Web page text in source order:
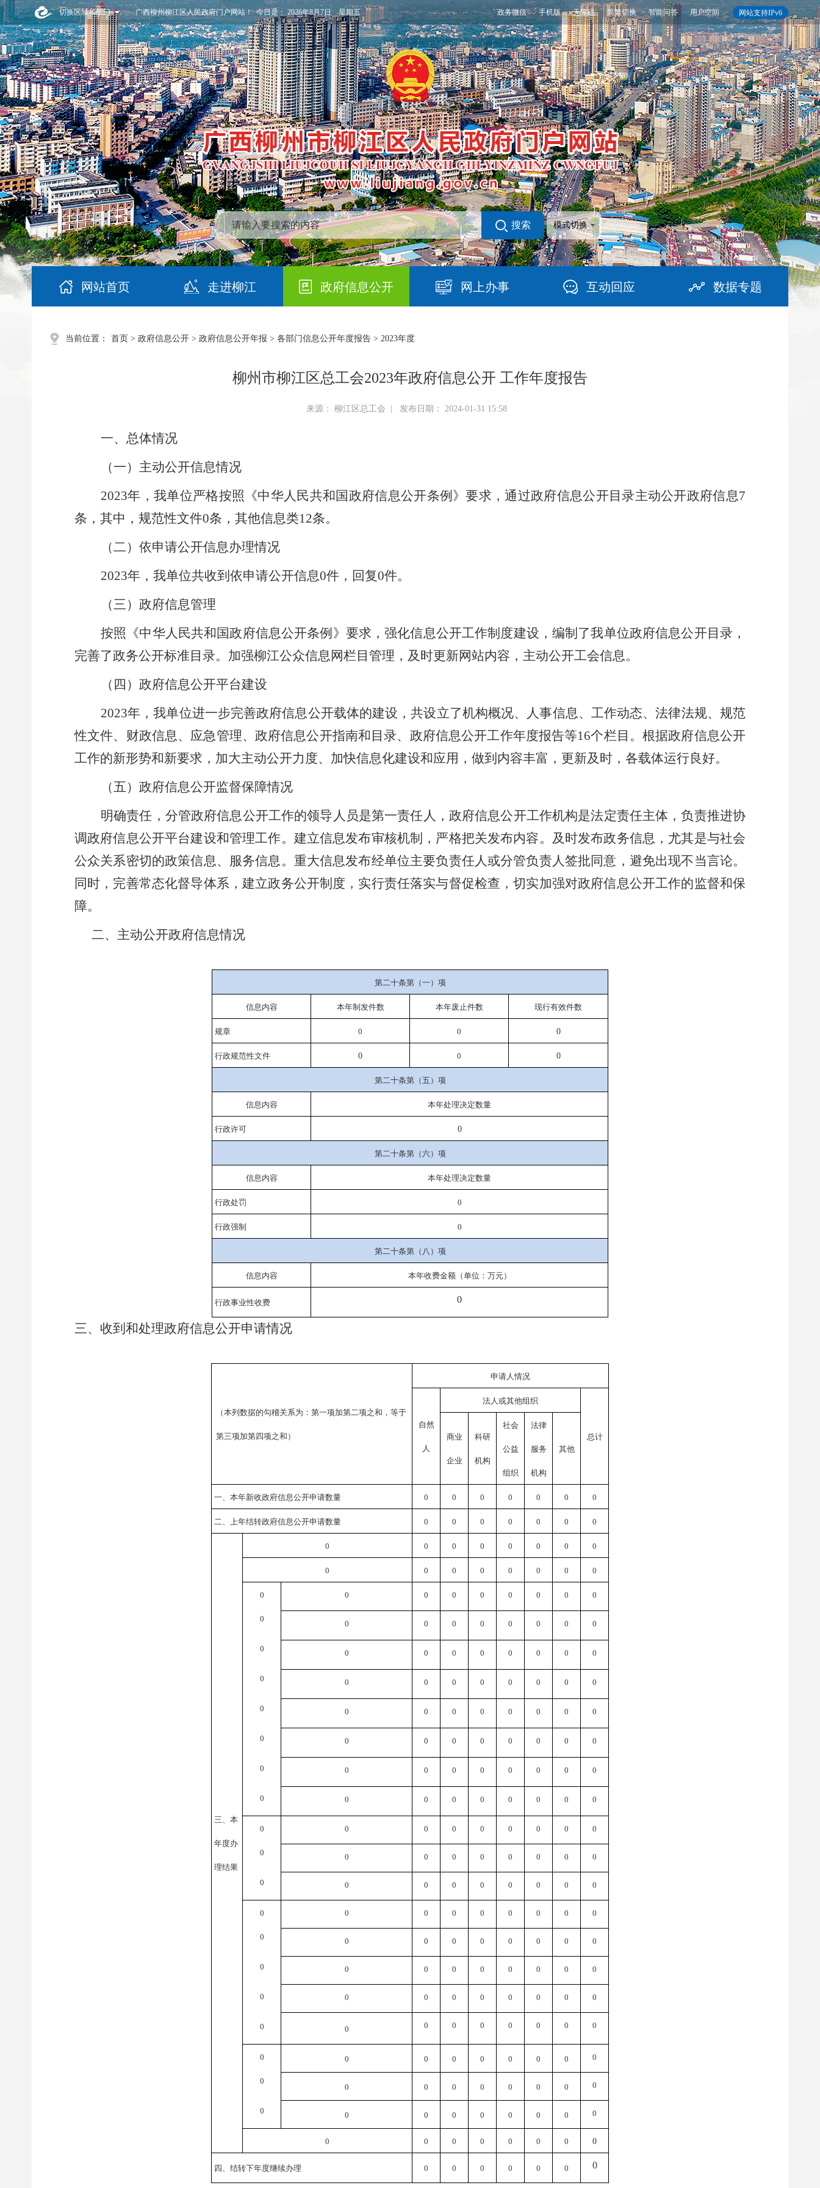
切换区域和部门 网站支持IPv6
政务微信 手机版 无障碍 简繁切换 智能问答 用户空间
广西柳州柳江区人民政府门户网站！ 今日是：2026年8月7日 星期五
搜索 模式切换
网站首页 走进柳江 政府信息公开 网上办事 互动回应 数据专题
当前位置： 首页 > 政府信息公开 > 政府信息公开年报 > 各部门信息公开年度报告 > 2023年度
柳州市柳江区总工会2023年政府信息公开 工作年度报告
来源： 柳江区总工会 | 发布日期： 2024-01-31 15:58
一、 总体情况
（一） 主动公开信息情况
2023年，我单位严格按照《中华人民共和国政府信息公开条例》要求，通过政府信息公开目录主动公开政府信息7
条，其中， 规范性文件0条，其他信息类12条。
（二） 依申请公开信息办理情况
2023年， 我单位共收到依申请公开信息0件，回复0件。
（三） 政府信息管理
按照《中华人民共和国政府信息公开条例》要求，强化信息公开工作制度建设，编制了我单位政府信息公开目录，
完善了政务公开标准目录。加强柳江公众信息网栏目管理，及时更新网站内容，主动公开工会信息。
（四） 政府信息公开平台建设
2023年，我单位进一步完善政府信息公开载体的建设，共设立了机构概况、人事信息、工作动态、法律法规、规范
性文件、财政信息、应急管理、政府信息公开指南和目录、政府信息公开工作年度报告等16个栏目。根据政府信息公开
工作的新形势和新要求，加大主动公开力度、加快信息化建设和应用，做到内容丰富，更新及时，各载体运行良好。
（五） 政府信息公开监督保障情况
明确责任，分管政府信息公开工作的领导人员是第一责任人，政府信息公开工作机构是法定责任主体，负责推进协
调政府信息公开平台建设和管理工作。建立信息发布审核机制，严格把关发布内容。及时发布政务信息，尤其是与社会
公众关系密切的政策信息、服务信息。重大信息发布经单位主要负责任人或分管负责人签批同意，避免出现不当言论。
同时，完善常态化督导体系，建立政务公开制度，实行责任落实与督促检查，切实加强对政府信息公开工作的监督和保
障。
二、主动公开政府信息情况
第二十条第（一）项
信息内容 本年制发件数 本年废止件数 现行有效件数
规章 0 0 0
行政规范性文件 0 0 0
第二十条第（五）项
信息内容 本年处理决定数量
行政许可 0
第二十条第（六）项
信息内容 本年处理决定数量
行政处罚 0
行政强制 0
第二十条第（八）项
信息内容 本年收费金额（单位：万元）
行政事业性收费 0
三、收到和处理政府信息公开申请情况
（本列数据的勾稽关系为：第一项加第二项之和，等于
第三项加第四项之和）
申请人情况
自然
人
法人或其他组织
总计
商业
企业
科研
机构
社会
公益
组织
法律
服务
机构
其他
一、本年新收政府信息公开申请数量 0 0 0 0 0 0 0
二、上年结转政府信息公开申请数量 0 0 0 0 0 0 0
三、本
年度办
理结果
0 0 0 0 0 0 0 0
0 0 0 0 0 0 0 0
0
0
0
0
0
0
0
0
0 0 0 0 0 0 0 0
0 0 0 0 0 0 0 0
0 0 0 0 0 0 0 0
0 0 0 0 0 0 0 0
0 0 0 0 0 0 0 0
0 0 0 0 0 0 0 0
0 0 0 0 0 0 0 0
0 0 0 0 0 0 0 0
0
0
0
0 0 0 0 0 0 0 0
0 0 0 0 0 0 0 0
0 0 0 0 0 0 0 0
0
0
0
0
0
0 0 0 0 0 0 0 0
0 0 0 0 0 0 0 0
0 0 0 0 0 0 0 0
0 0 0 0 0 0 0 0
0 0 0 0 0 0 0 0
0
0
0
0 0 0 0 0 0 0 0
0 0 0 0 0 0 0 0
0 0 0 0 0 0 0 0
0 0 0 0 0 0 0 0
四、结转下年度继续办理 0 0 0 0 0 0 0